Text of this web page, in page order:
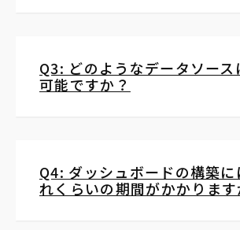
Q3: どのようなデータソース
可能ですか？
Q4: ダッシュボードの構築に
れくらいの期間がかかります